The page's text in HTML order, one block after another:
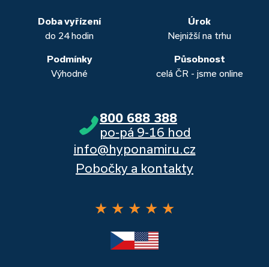
banka, Moneta a Raiffeisenbank.
Doba vyřízení
do 24 hodin
Úrok
Nejnižší na trhu
Podmínky
Výhodné
Působnost
celá ČR - jsme online
800 688 388
po-pá 9-16 hod
info@hyponamiru.cz
Pobočky a kontakty
★ ★ ★ ★ ★